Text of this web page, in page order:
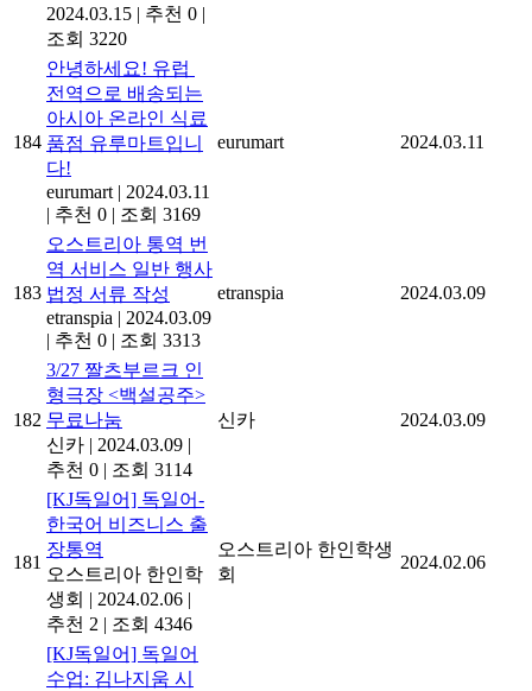
2024.03.15 | 추천 0 |
조회 3220
184
안녕하세요! 유럽 ​​
전역으로 배송되는
아시아 온라인 식료
품점 유루마트입니
다!
eurumart | 2024.03.11
| 추천 0 | 조회 3169
eurumart 2024.03.11
183
오스트리아 통역 번
역 서비스 일반 행사
법정 서류 작성
etranspia | 2024.03.09
| 추천 0 | 조회 3313
etranspia 2024.03.09
182
3/27 짤츠부르크 인
형극장 <백설공주>
무료나눔
신카 | 2024.03.09 |
추천 0 | 조회 3114
신카 2024.03.09
181
[KJ독일어] 독일어-
한국어 비즈니스 출
장통역
오스트리아 한인학
생회 | 2024.02.06 |
추천 2 | 조회 4346
오스트리아 한인학생
회
2024.02.06
[KJ독일어] 독일어
수업: 김나지움 시